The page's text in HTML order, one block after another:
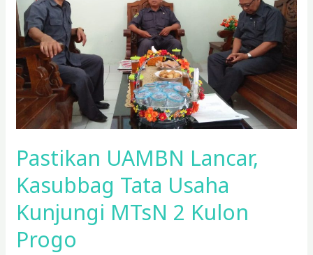
Pastikan UAMBN Lancar,
Kasubbag Tata Usaha
Kunjungi MTsN 2 Kulon
Progo
2
Kulon
Progo